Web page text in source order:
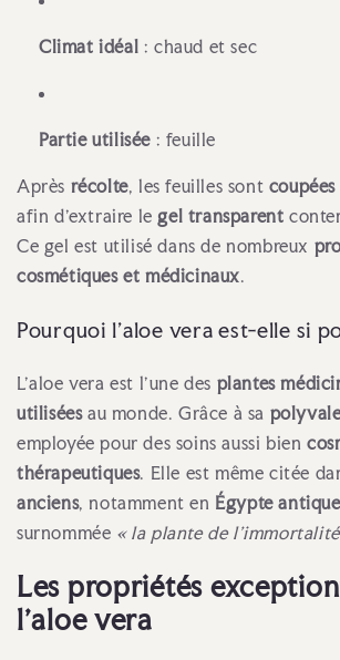
Climat idéal : chaud et sec
Partie utilisée : feuille
Après récolte, les feuilles sont
afin d’extraire le gel transparent
Ce gel est utilisé dans de nombreux
cosmétiques et médicinaux.
Pourquoi l'aloe vera est-elle si
L’aloe vera est l’une des plantes
utiliséesau monde. Grâce à sa
employée pour des soins aussi bien
thérapeutiques. Elle est même citée
anciens, notamment en Égypte antique
surnommée « la plante de
Les propriétés
l'aloe vera